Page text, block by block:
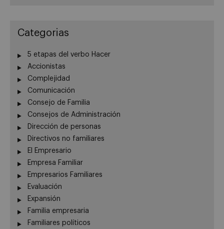
Categorias
5 etapas del verbo Hacer
Accionistas
Complejidad
Comunicación
Consejo de Familia
Consejos de Administración
Dirección de personas
Directivos no familiares
El Empresario
Empresa Familiar
Empresarios Familiares
Evaluación
Expansión
Familia empresaria
Familiares políticos